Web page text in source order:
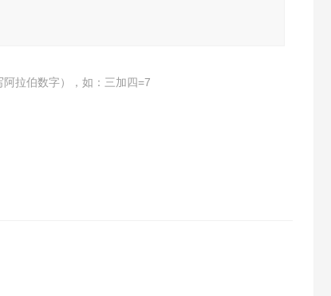
拉伯数字），如：三加四=7